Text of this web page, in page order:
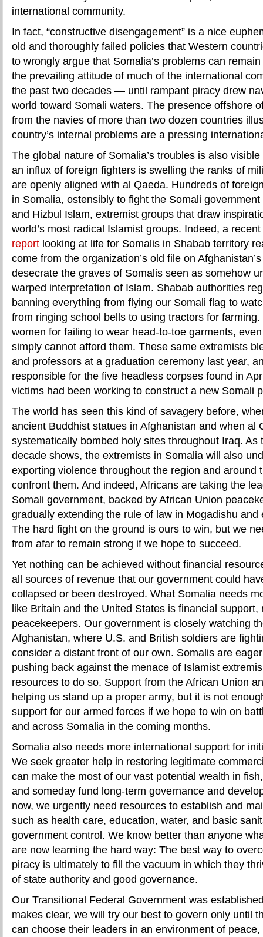
international community.
In fact, “constructive disengagement” is a nice
old and thoroughly failed policies that Western
to wrongly argue that Somalia’s problems can
the prevailing attitude of much of the international
the past two decades — until rampant piracy drew
world toward Somali waters. The presence offshore
from the navies of more than two dozen countries
country’s internal problems are a pressing
The global nature of Somalia’s troubles is also
an influx of foreign fighters is swelling the ranks of
are openly aligned with al Qaeda. Hundreds of
in Somalia, ostensibly to fight the Somali
and Hizbul Islam, extremist groups that draw
world’s most radical Islamist groups. Indeed, a recent
report looking at life for Somalis in Shabab territory
come from the organization’s old file on
desecrate the graves of Somalis seen as somehow
warped interpretation of Islam. Shabab authorities
banning everything from flying our Somali flag to
from ringing school bells to using tractors for
women for failing to wear head-to-toe garments,
simply cannot afford them. These same extremists
and professors at a graduation ceremony last year,
responsible for the five headless corpses found in
victims had been working to construct a new Somali
The world has seen this kind of savagery before,
ancient Buddhist statues in Afghanistan and when al
systematically bombed holy sites throughout Iraq. As
decade shows, the extremists in Somalia will also
exporting violence throughout the region and around
confront them. And indeed, Africans are taking the
Somali government, backed by African Union
gradually extending the rule of law in Mogadishu and
The hard fight on the ground is ours to win, but we
from afar to remain strong if we hope to succeed.
Yet nothing can be achieved without financial
all sources of revenue that our government could
collapsed or been destroyed. What Somalia needs
like Britain and the United States is financial support,
peacekeepers. Our government is closely watching
Afghanistan, where U.S. and British soldiers are
consider a distant front of our own. Somalis are
pushing back against the menace of Islamist
resources to do so. Support from the African Union
helping us stand up a proper army, but it is not
support for our armed forces if we hope to win on
and across Somalia in the coming months.
Somalia also needs more international support for
We seek greater help in restoring legitimate
can make the most of our vast potential wealth in
and someday fund long-term governance and
now, we urgently need resources to establish and
such as health care, education, water, and basic
government control. We know better than anyone
are now learning the hard way: The best way to
piracy is ultimately to fill the vacuum in which they
of state authority and good governance.
Our Transitional Federal Government was
makes clear, we will try our best to govern only until
can choose their leaders in an environment of